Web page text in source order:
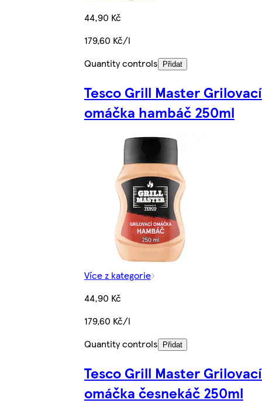
44,90 Kč
179,60 Kč/l
Quantity controls
Přidat
Tesco Grill Master Grilovací
omáčka hambáč 250ml
Více z kategorie
44,90 Kč
179,60 Kč/l
Quantity controls
Přidat
Tesco Grill Master Grilovací
omáčka česnekáč 250ml